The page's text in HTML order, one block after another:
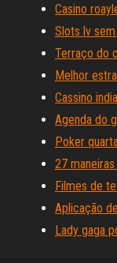
Casino
Slots lv
Terraço do
Melhor
Cassino
Agenda do
Poker
27
Filmes de
Aplicação
Lady gaga